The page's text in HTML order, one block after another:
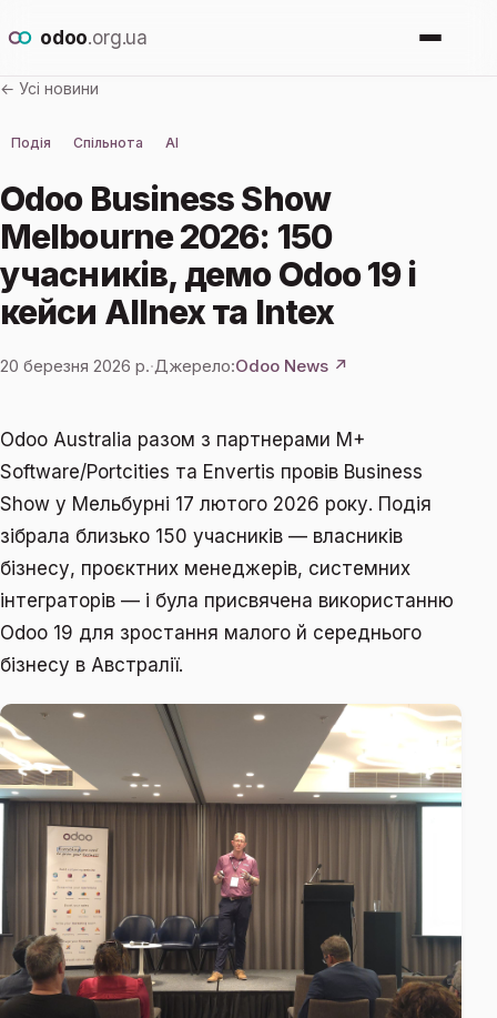
odoo.org.ua
Для кого
Новини
Впровадження
Залишити заявку
← Усі новини
Подія Спільнота AI
Odoo Business Show
Melbourne 2026: 150
учасників, демо Odoo 19 і
кейси Allnex та Intex
20 березня 2026 р.·Джерело:Odoo News ↗
Odoo Australia разом з партнерами M+
Software/Portcities та Envertis провів Business
Show у Мельбурні 17 лютого 2026 року. Подія
зібрала близько 150 учасників — власників
бізнесу, проєктних менеджерів, системних
інтеграторів — і була присвячена використанню
Odoo 19 для зростання малого й середнього
бізнесу в Австралії.